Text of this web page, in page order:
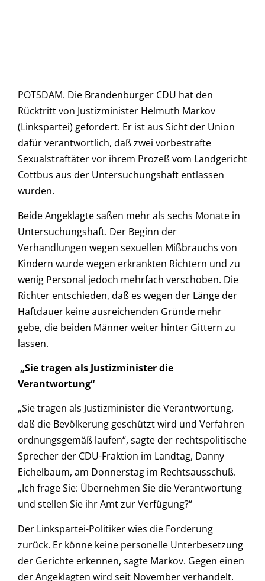
POTSDAM. Die Brandenburger CDU hat den
Rücktritt von Justizminister Helmuth Markov
(Linkspartei) gefordert. Er ist aus Sicht der Union
dafür verantwortlich, daß zwei vorbestrafte
Sexualstraftäter vor ihrem Prozeß vom Landgericht
Cottbus aus der Untersuchungshaft entlassen
wurden.
Beide Angeklagte saßen mehr als sechs Monate in
Untersuchungshaft. Der Beginn der
Verhandlungen wegen sexuellen Mißbrauchs von
Kindern wurde wegen erkrankten Richtern und zu
wenig Personal jedoch mehrfach verschoben. Die
Richter entschieden, daß es wegen der Länge der
Haftdauer keine ausreichenden Gründe mehr
gebe, die beiden Männer weiter hinter Gittern zu
lassen.
„Sie tragen als Justizminister die
Verantwortung“
„Sie tragen als Justizminister die Verantwortung,
daß die Bevölkerung geschützt wird und Verfahren
ordnungsgemäß laufen“, sagte der rechtspolitische
Sprecher der CDU-Fraktion im Landtag, Danny
Eichelbaum, am Donnerstag im Rechtsausschuß.
„Ich frage Sie: Übernehmen Sie die Verantwortung
und stellen Sie ihr Amt zur Verfügung?“
Der Linkspartei-Politiker wies die Forderung
zurück. Er könne keine personelle Unterbesetzung
der Gerichte erkennen, sagte Markov. Gegen einen
der Angeklagten wird seit November verhandelt.